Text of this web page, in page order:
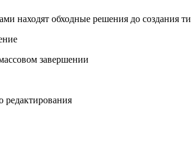
находят обходные решения до создания
завершении
редактирования